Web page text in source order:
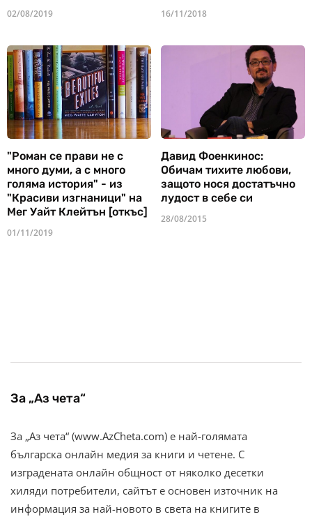
02/08/2019 16/11/2018
"Роман се прави не с
много думи, а с много
голяма история" - из
"Красиви изгнаници" на
Мег Уайт Клейтън [откъс]
01/11/2019
Давид Фоенкинос:
Обичам тихите любови,
защото нося достатъчно
лудост в себе си
28/08/2015
За „Аз чета“
За „Аз чета“ (www.AzCheta.com) е най-голямата
българска онлайн медия за книги и четене. С
изградената онлайн общност от няколко десетки
хиляди потребители, сайтът е основен източник на
информация за най-новото в света на книгите в